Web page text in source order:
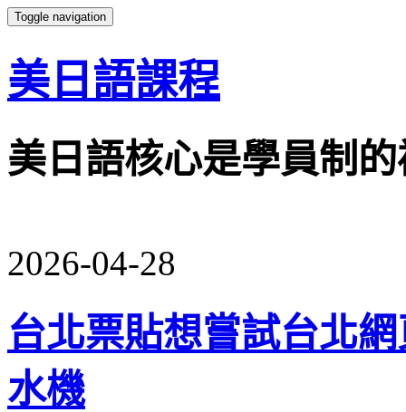
Toggle navigation
美日語課程
美日語核心是學員制
2026-04-28
台北票貼想嘗試台北
水機